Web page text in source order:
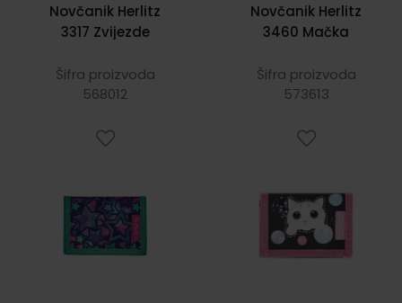
Novčanik Herlitz
3317 Zvijezde
Šifra proizvoda
568012
Novčanik Herlitz
3460 Mačka
Šifra proizvoda
573613